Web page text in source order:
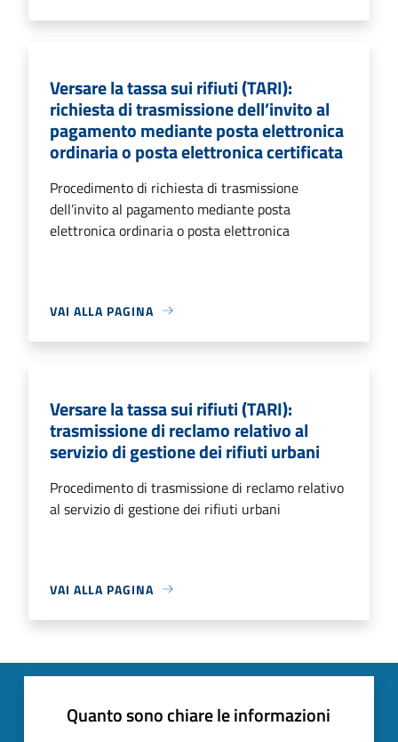
Versare la tassa sui rifiuti (TARI):
richiesta di trasmissione dell’invito al
pagamento mediante posta elettronica
ordinaria o posta elettronica certificata
Procedimento di richiesta di trasmissione
dell’invito al pagamento mediante posta
elettronica ordinaria o posta elettronica
VAI ALLA PAGINA
Versare la tassa sui rifiuti (TARI):
trasmissione di reclamo relativo al
servizio di gestione dei rifiuti urbani
Procedimento di trasmissione di reclamo relativo
al servizio di gestione dei rifiuti urbani
VAI ALLA PAGINA
Quanto sono chiare le informazioni